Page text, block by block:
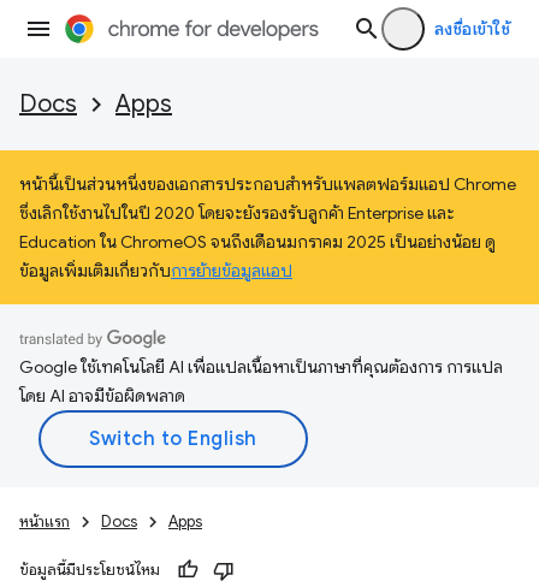
ลงชื่อเข้าใช้
Docs Apps
หน้านี้เป็นส่วนหนึ่งของเอกสารประกอบสำหรับแพลตฟอร์มแอป Chrome
ซึ่งเลิกใช้งานไปในปี 2020 โดยจะยังรองรับลูกค้า Enterprise และ
Education ใน ChromeOS จนถึงเดือนมกราคม 2025 เป็นอย่างน้อย ดู
ข้อมูลเพิ่มเติมเกี่ยวกับการย้ายข้อมูลแอป
Google ใช้เทคโนโลยี AI เพื่อแปลเนื้อหาเป็นภาษาที่คุณต้องการ การแปล
โดย AI อาจมีข้อผิดพลาด
หน้าแรก Docs Apps
ข้อมูลนี้มีประโยชน์ไหม